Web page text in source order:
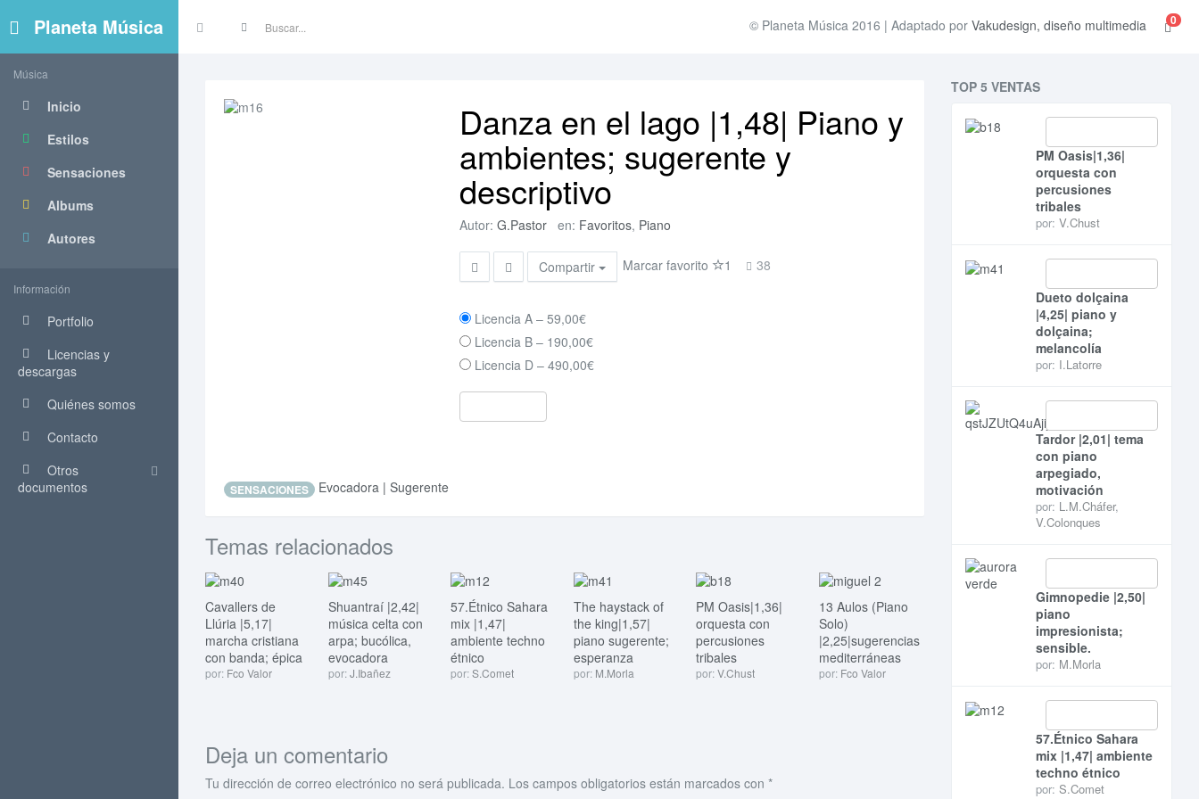
Planeta Música 0
© Planeta Música 2016 | Adaptado por Vakudesign, diseño multimedia
Música
Inicio
Estilos
Sensaciones
Albums
Autores
Información
Portfolio
Licencias y
descargas
Quiénes somos
Contacto
Otros
documentos
Danza en el lago |1,48| Piano y
ambientes; sugerente y
descriptivo
Autor:G.Pastor en: Favoritos, Piano
Compartir Marcar favorito 1 38
Licencia A –59,00€
Licencia B – 190,00€
Licencia D –490,00€
SENSACIONES Evocadora | Sugerente
Temas relacionados
Cavallers de
Llúria |5,17|
marcha cristiana
con banda; épica
por: Fco Valor
Shuantraí |2,42|
música celta con
arpa; bucólica,
evocadora
por:J.Ibañez
57.Étnico Sahara
mix |1,47|
ambiente techno
étnico
por:S.Comet
The haystack of
the king|1,57|
piano sugerente;
esperanza
por: M.Morla
PM Oasis|1,36|
orquesta con
percusiones
tribales
por:V.Chust
13 Aulos (Piano
Solo)
|2,25|sugerencias
mediterráneas
por: Fco Valor
Deja un comentario
Tu dirección de correo electrónico no será publicada. Los campos obligatorios están marcados con *
TOP 5 VENTAS
PM Oasis|1,36|
orquesta con
percusiones
tribales
por: V.Chust
Dueto dolçaina
|4,25| piano y
dolçaina;
melancolía
por: I.Latorre
Tardor |2,01| tema
con piano
arpegiado,
motivación
por: L.M.Cháfer,
V.Colonques
Gimnopedie |2,50|
piano
impresionista;
sensible.
por: M.Morla
57.Étnico Sahara
mix |1,47| ambiente
techno étnico
por: S.Comet